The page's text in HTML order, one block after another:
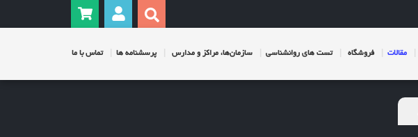
مقالات فروشگاه تست های روانشناسی سازمان‌ها، مراکز و مدارس پرسشنامه ها تماس با ما